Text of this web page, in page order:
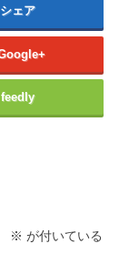
シェア
feedly
※ が付いている